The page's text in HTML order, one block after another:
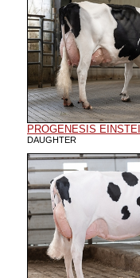
PROGENESIS
DAUGHTER